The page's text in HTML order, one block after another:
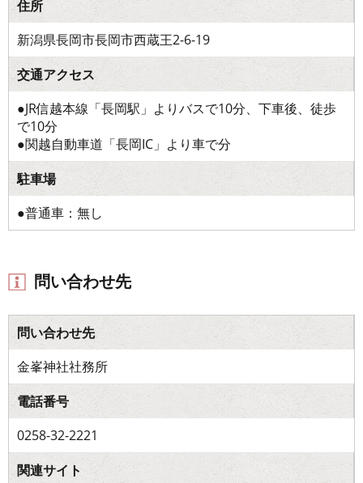
住所
新潟県長岡市長岡市西蔵王2-6-19
交通アクセス
●JR信越本線「長岡駅」よりバスで10分、下車後、徒歩
で10分
●関越自動車道「長岡IC」より車で分
駐車場
●普通車：無し
問い合わせ先
問い合わせ先
金峯神社社務所
電話番号
0258-32-2221
関連サイト